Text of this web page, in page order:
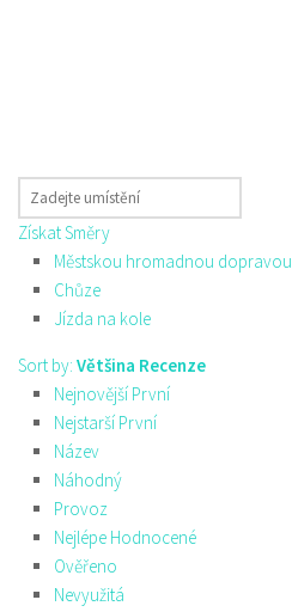
Získat Směry
Městskou hromadnou dopravou
Chůze
Jízda na kole
Sort by: Většina Recenze
Nejnovější První
Nejstarší První
Název
Náhodný
Provoz
Nejlépe Hodnocené
Ověřeno
Nevyužitá